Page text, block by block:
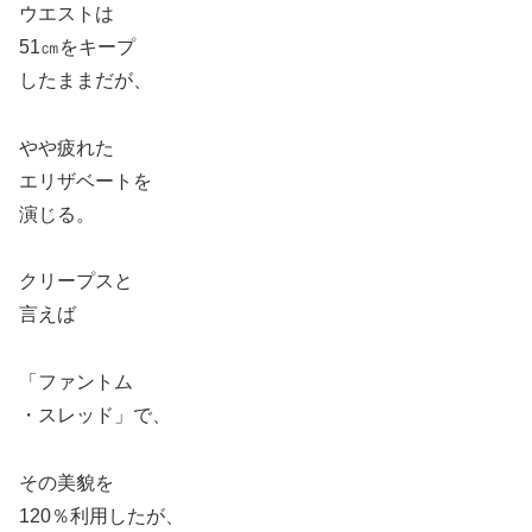
ウエストは
51㎝をキープ
したままだが、
やや疲れた
エリザベートを
演じる。
クリープスと
言えば
「ファントム
・スレッド」で、
その美貌を
120％利用したが、